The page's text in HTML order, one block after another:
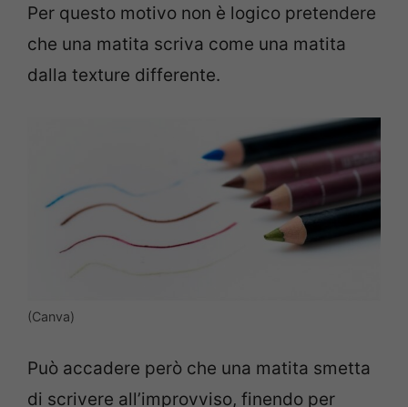
Per questo motivo non è logico pretendere
che una matita scriva come una matita
dalla texture differente.
(Canva)
Può accadere però che una matita smetta
di scrivere all’improvviso, finendo per